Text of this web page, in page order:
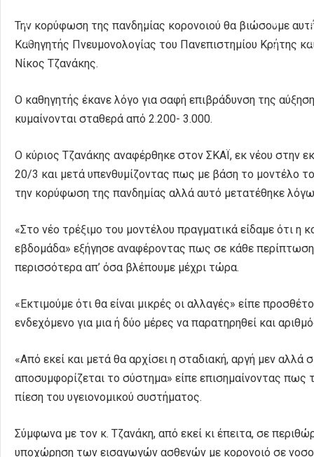
Την κορύφωση της πανδημίας κορονοιού θα βιώσουμε
Καθηγητής Πνευμονολογίας του Πανεπιστημίου Κρήτης
Νίκος Τζανάκης.
Ο καθηγητής έκανε λόγο για σαφή επιβράδυνση της
κυμαίνονται σταθερά από 2.200- 3.000.
Ο κύριος Τζανάκης αναφέρθηκε στον ΣΚΑΪ, εκ νέου στην
20/3 και μετά υπενθυμίζοντας πως με βάση το μοντέλο
την κορύφωση της πανδημίας αλλά αυτό μετατέθηκε
«Στο νέο τρέξιμο του μοντέλου πραγματικά είδαμε ότι
εβδομάδα» εξήγησε αναφέροντας πως σε κάθε
περισσότερα απ’ όσα βλέπουμε μέχρι τώρα.
«Εκτιμούμε ότι θα είναι μικρές οι αλλαγές» είπε
ενδεχόμενο για μια ή δύο μέρες να παρατηρηθεί και
«Από εκεί και μετά θα αρχίσει η σταδιακή, αργή μεν
αποσυμφορίζεται το σύστημα» είπε επισημαίνοντας πως
πίεση του υγειονομικού συστήματος.
Σύμφωνα με τον κ. Τζανάκη, από εκεί κι έπειτα, σε
υποχώρηση των εισαγωγών ασθενών με κορονοιό σε